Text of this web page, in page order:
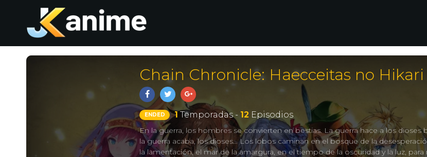
Chain Chronicle: Haecceitas no Hikari
ENDED 1Temporadas - 12 Episodios
En la guerra, los hombres se convierten en bestias. La guerra hace a los dioses
la guerra acaba, los dioses… Los lobos caminan en el bosque de la
la lamentación, el mar de la amargura, en el tiempo de la oscuridad y la luz, para